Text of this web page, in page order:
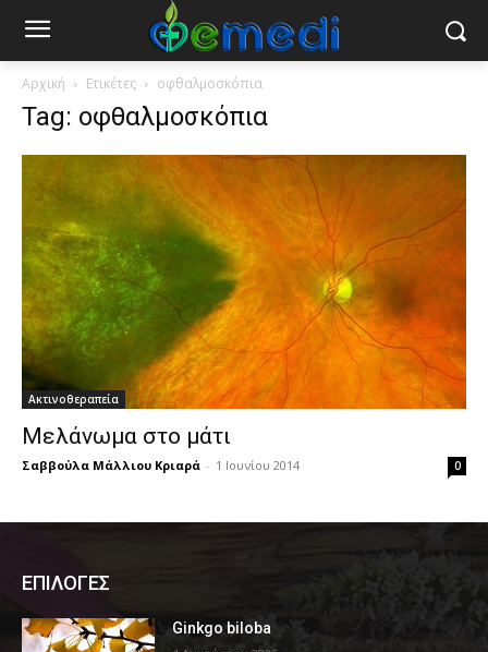
Αρχική Ετικέτες οφθαλμοσκόπια
Tag: οφθαλμοσκόπια
Ακτινοθεραπεία
Μελάνωμα στο μάτι
Σαββούλα Μάλλιου Κριαρά - 1 Ιουνίου 2014 0
ΕΠΙΛΟΓΕΣ
Ginkgo biloba